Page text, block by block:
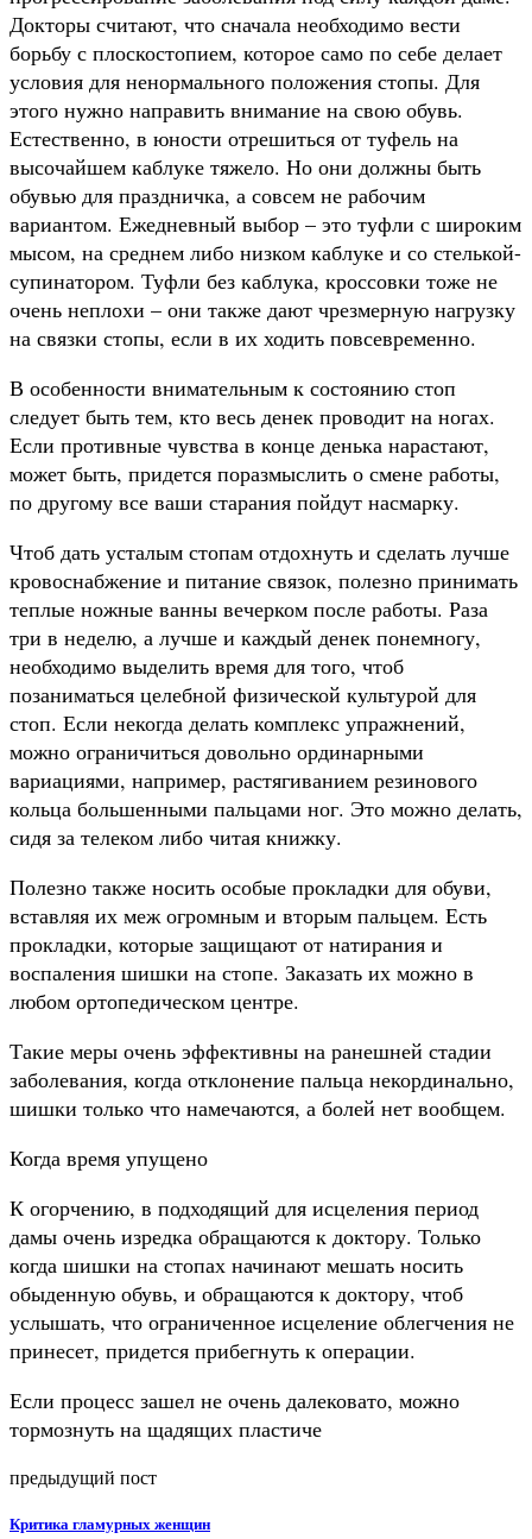
Докторы считают, что сначала необходимо вести
борьбу с плоскостопием, которое само по себе делает
условия для ненормального положения стопы. Для
этого нужно направить внимание на свою обувь.
Естественно, в юности отрешиться от туфель на
высочайшем каблуке тяжело. Но они должны быть
обувью для праздничка, а совсем не рабочим
вариантом. Ежедневный выбор – это туфли с широким
мысом, на среднем либо низком каблуке и со стелькой-
супинатором. Туфли без каблука, кроссовки тоже не
очень неплохи – они также дают чрезмерную нагрузку
на связки стопы, если в их ходить повсевременно.
В особенности внимательным к состоянию стоп
следует быть тем, кто весь денек проводит на ногах.
Если противные чувства в конце денька нарастают,
может быть, придется поразмыслить о смене работы,
по другому все ваши старания пойдут насмарку.
Чтоб дать усталым стопам отдохнуть и сделать лучше
кровоснабжение и питание связок, полезно принимать
теплые ножные ванны вечерком после работы. Раза
три в неделю, а лучше и каждый денек понемногу,
необходимо выделить время для того, чтоб
позаниматься целебной физической культурой для
стоп. Если некогда делать комплекс упражнений,
можно ограничиться довольно ординарными
вариациями, например, растягиванием резинового
кольца большенными пальцами ног. Это можно делать,
сидя за телеком либо читая книжку.
Полезно также носить особые прокладки для обуви,
вставляя их меж огромным и вторым пальцем. Есть
прокладки, которые защищают от натирания и
воспаления шишки на стопе. Заказать их можно в
любом ортопедическом центре.
Такие меры очень эффективны на ранешней стадии
заболевания, когда отклонение пальца некординально,
шишки только что намечаются, а болей нет вообщем.
Когда время упущено
К огорчению, в подходящий для исцеления период
дамы очень изредка обращаются к доктору. Только
когда шишки на стопах начинают мешать носить
обыденную обувь, и обращаются к доктору, чтоб
услышать, что ограниченное исцеление облегчения не
принесет, придется прибегнуть к операции.
Если процесс зашел не очень далековато, можно
тормознуть на щадящих пластиче
предыдущий пост
Критика гламурных женщин